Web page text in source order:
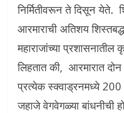
निर्मितीवरून ते दिसून येते.
आरमाराची अतिशय
महाराजांच्या
लिहतात की, आरमारात
प्रत्येक स्क्वाड्रनमध्ये 200
जहाजे वेगवेगळ्या बांधनीची